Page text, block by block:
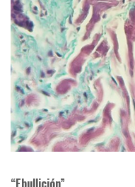
“Ebullición”